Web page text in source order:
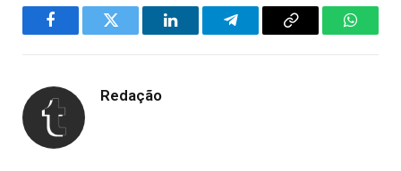
FacebookTwitter LinkedInTelegramCopy
Redação